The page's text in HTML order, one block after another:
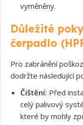
vyměněny.
Důležité
čerpadlo
Pro zabránění
dodržte následující
Čištění: Před
celý palivový
které by mohly
Souhlasím s